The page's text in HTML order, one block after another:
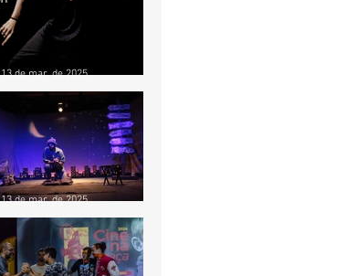
Pré-estreia do
documentário “Cidade em
Dança Viva” acontece no
Pontão de Cultura Cidade
Livre no dia 15 de março
13 de mar. de 2025
“Sinfonia do Caos” retorna
ao palco para cinco
sessões gratuitas em
13 de mar. de 2025